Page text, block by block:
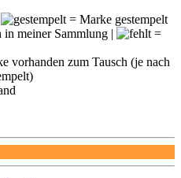
= Marke gestempelt
meiner Sammlung |
=
vorhanden zum Tausch (je nach